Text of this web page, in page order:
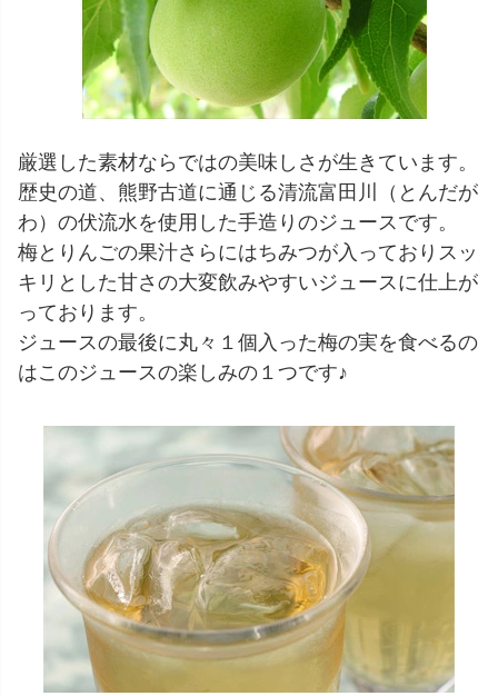
厳選した素材ならではの美味しさが生きています。
歴史の道、熊野古道に通じる清流富田川（とんだが
わ）の伏流水を使用した手造りのジュースです。
梅とりんごの果汁さらにはちみつが入っておりスッ
キリとした甘さの大変飲みやすいジュースに仕上が
っております。
ジュースの最後に丸々１個入った梅の実を食べるの
はこのジュースの楽しみの１つです♪